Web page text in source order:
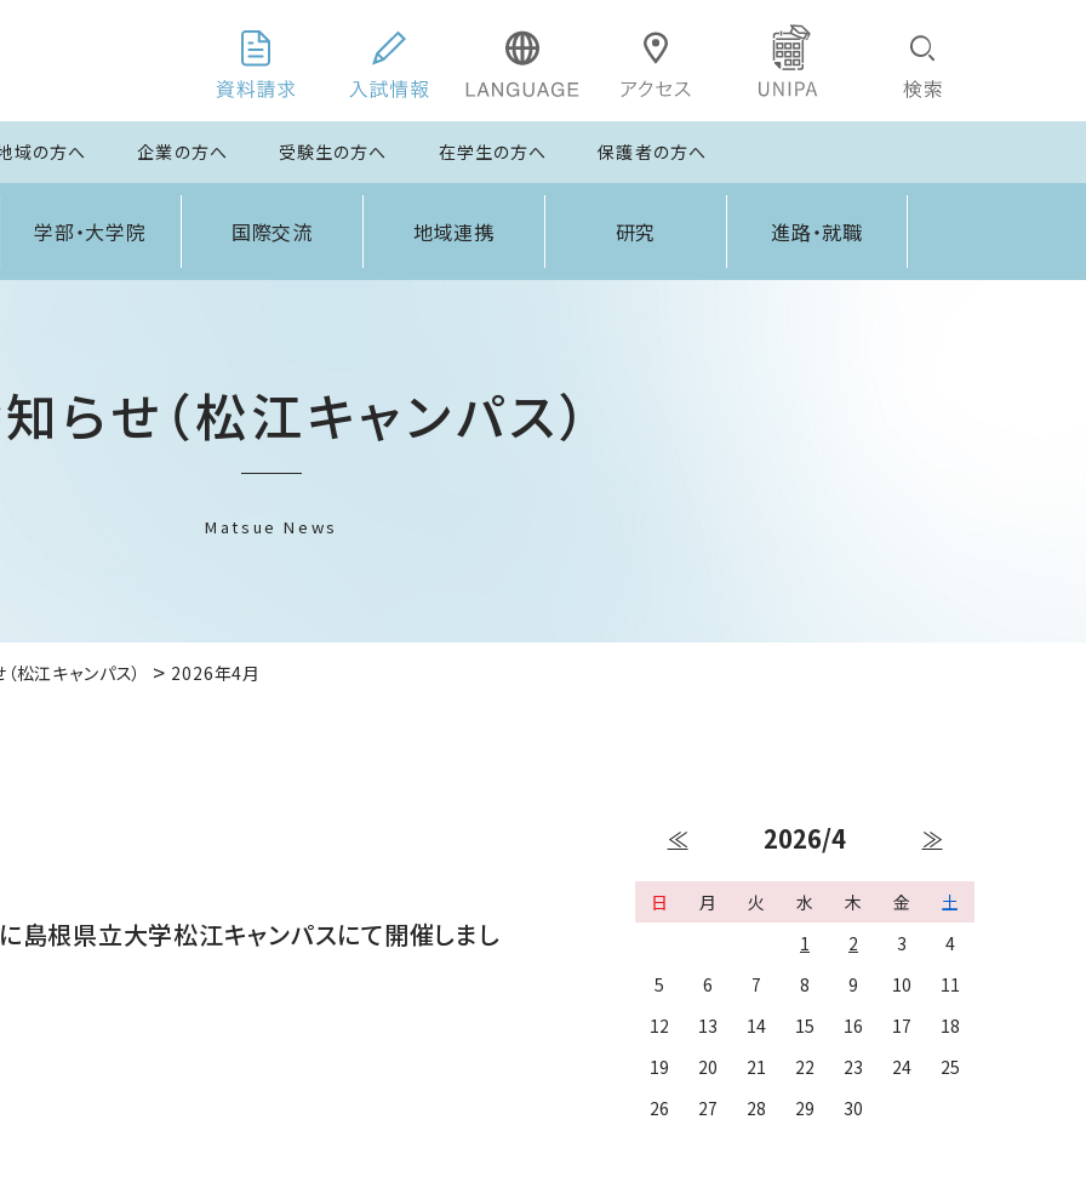
域の方へ 企業の方へ 受験生の方へ 在学生の方へ 保護者の方へ
学部・大学院 国際交流 地域連携 研究 進路・就職
らせ（松江キャンパス）
Matsue News
松江キャンパス） 2026年4月
島根県立大学松江キャンパスにて開催しまし
≪ 2026/4 ≫
日 月 火 水 木 金
土
1
2 3
4
5
6 7 8 9 10
11
12
13 14 15 16 17
18
19
20 21 22 23 24
25
26
27 28 29 30